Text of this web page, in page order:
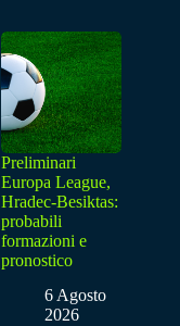
Preliminari
Europa League,
Hradec-Besiktas:
probabili
formazioni e
pronostico
6 Agosto
2026